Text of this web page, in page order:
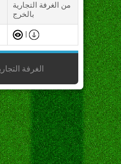
من الغرفة التجارية
بالخرج
الغرفة